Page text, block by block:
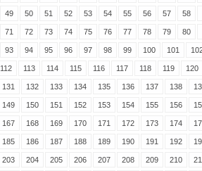
49 50 51 52 53 54 55 56 57 58
71 72 73 74 75 76 77 78 79 80
93 94 95 96 97 98 99 100 101
112 113 114 115 116 117 118 119 120
131 132 133 134 135 136 137 138
149 150 151 152 153 154 155 156
167 168 169 170 171 172 173 174
185 186 187 188 189 190 191 192
203 204 205 206 207 208 209 210